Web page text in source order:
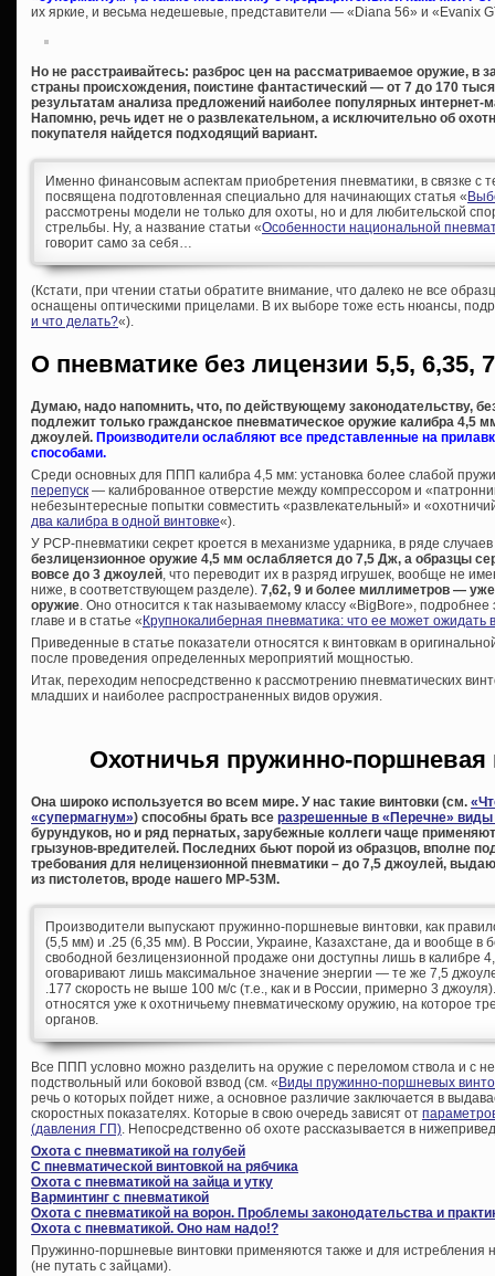
их яркие, и весьма недешевые, представители — «Diana 56» и «Evanix
Но не расстраивайтесь: разброс цен на рассматриваемое оружие, в
страны происхождения, поистине фантастический — от 7 до 170
результатам анализа предложений наиболее популярных интернет-
Напомню, речь идет не о развлекательном, а исключительно об
покупателя найдется подходящий вариант.
Именно финансовым аспектам приобретения пневматики, в связке с
посвящена подготовленная специально для начинающих статья «
рассмотрены модели не только для охоты, но и для любительской
стрельбы. Ну, а название статьи «Особенности национальной
говорит само за себя…
(Кстати, при чтении статьи обратите внимание, что далеко не все
оснащены оптическими прицелами. В их выборе тоже есть нюансы,
и что делать?«).
О пневматике без лицензии 5,5, 6,35,
Думаю, надо напомнить, что, по действующему законодательству,
подлежит только гражданское пневматическое оружие калибра 4,5
джоулей. Производители ослабляют все представленные на
способами.
Среди основных для ППП калибра 4,5 мм: установка более слабой
перепуск — калиброванное отверстие между компрессором и
небезынтересные попытки совместить «развлекательный» и
два калибра в одной винтовке«).
У PCP-пневматики секрет кроется в механизме ударника, в ряде
безлицензионное оружие 4,5 мм ослабляется до 7,5 Дж, а образцы
вовсе до 3 джоулей , что переводит их в разряд игрушек, вообще не
ниже, в соответствующем разделе). 7,62, 9 и более миллиметров —
оружие . Оно относится к так называемому классу «BigBore»,
главе и в статье «Крупнокалиберная пневматика: что ее может ожидать
Приведенные в статье показатели относятся к винтовкам в
после проведения определенных мероприятий мощностью.
Итак, переходим непосредственно к рассмотрению пневматических
младших и наиболее распространенных видов оружия.
Охотничья пружинно-
Она широко используется во всем мире. У нас такие винтовки (см.
«супермагнум») способны брать все разрешенные в «Перечне» виды
бурундуков, но и ряд пернатых, зарубежные коллеги чаще
грызунов-вредителей. Последних бьют порой из образцов, вполне
требования для нелицензионной пневматики – до 7,5 джоулей,
из пистолетов, вроде нашего МР-53М.
Производители выпускают пружинно-поршневые винтовки, как
(5,5 мм) и .25 (6,35 мм). В России, Украине, Казахстане, да и вообще в
свободной безлицензионной продаже они доступны лишь в калибре
оговаривают лишь максимальное значение энергии — те же 7,5
.177 скорость не выше 100 м/с (т.е., как и в России, примерно 3
относятся уже к охотничьему пневматическому оружию, на которое
органов.
Все ППП условно можно разделить на оружие с переломом ствола и с
подствольный или боковой взвод (см. « Виды пружинно-поршневых
речь о которых пойдет ниже, а основное различие заключается в
скоростных показателях. Которые в свою очередь зависят от
(давления ГП). Непосредственно об охоте рассказывается в
Охота с пневматикой на голубей
С пневматической винтовкой на рябчика
Охота с пневматикой на зайца и утку
Варминтинг с пневматикой
Охота с пневматикой на ворон. Проблемы законодательства и
Охота с пневматикой. Оно нам надо!?
Пружинно-поршневые винтовки применяются также и для истребления
(не путать с зайцами).